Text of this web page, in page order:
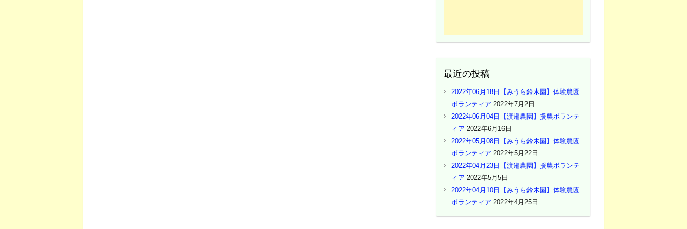
最近の投稿
2022年06月18日【みうら鈴木園】体験農園
ボランティア 2022年7月2日
2022年06月04日【渡邉農園】援農ボランテ
ィア 2022年6月16日
2022年05月08日【みうら鈴木園】体験農園
ボランティア 2022年5月22日
2022年04月23日【渡邉農園】援農ボランテ
ィア 2022年5月5日
2022年04月10日【みうら鈴木園】体験農園
ボランティア 2022年4月25日